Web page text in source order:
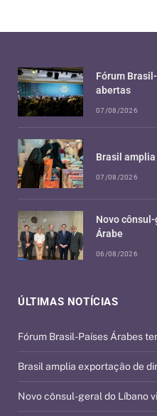
ÚLTIMAS NOTÍCIAS
Fórum Brasil-Países Árabes
Brasil amplia exportação de
Novo cônsul-geral do Líbano
Fórum
abertas
07/08/2026
Brasil
07/08/2026
Novo
Árabe
06/08/2026